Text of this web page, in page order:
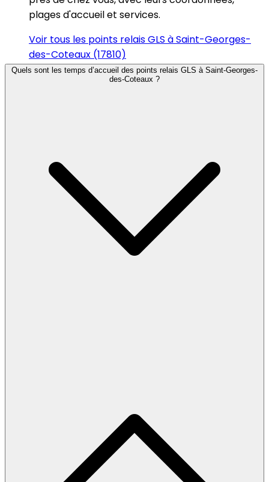
plages d'accueil et services.
Voir tous les points relais GLS à Saint-Georges-
des-Coteaux (17810)
Quels sont les temps d’accueil des points relais GLS à Saint-Georges-
des-Coteaux ?